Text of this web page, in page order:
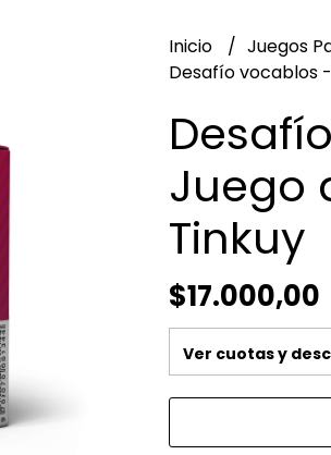
Inicio
Juegos
Desafío vocablos
Juego
Tinkuy
$17.000,00
Ver cuotas y